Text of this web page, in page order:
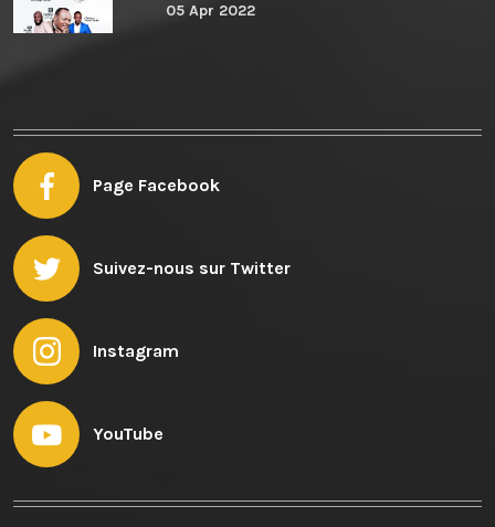
05 Apr 2022
Page Facebook
Suivez-nous sur Twitter
Instagram
YouTube